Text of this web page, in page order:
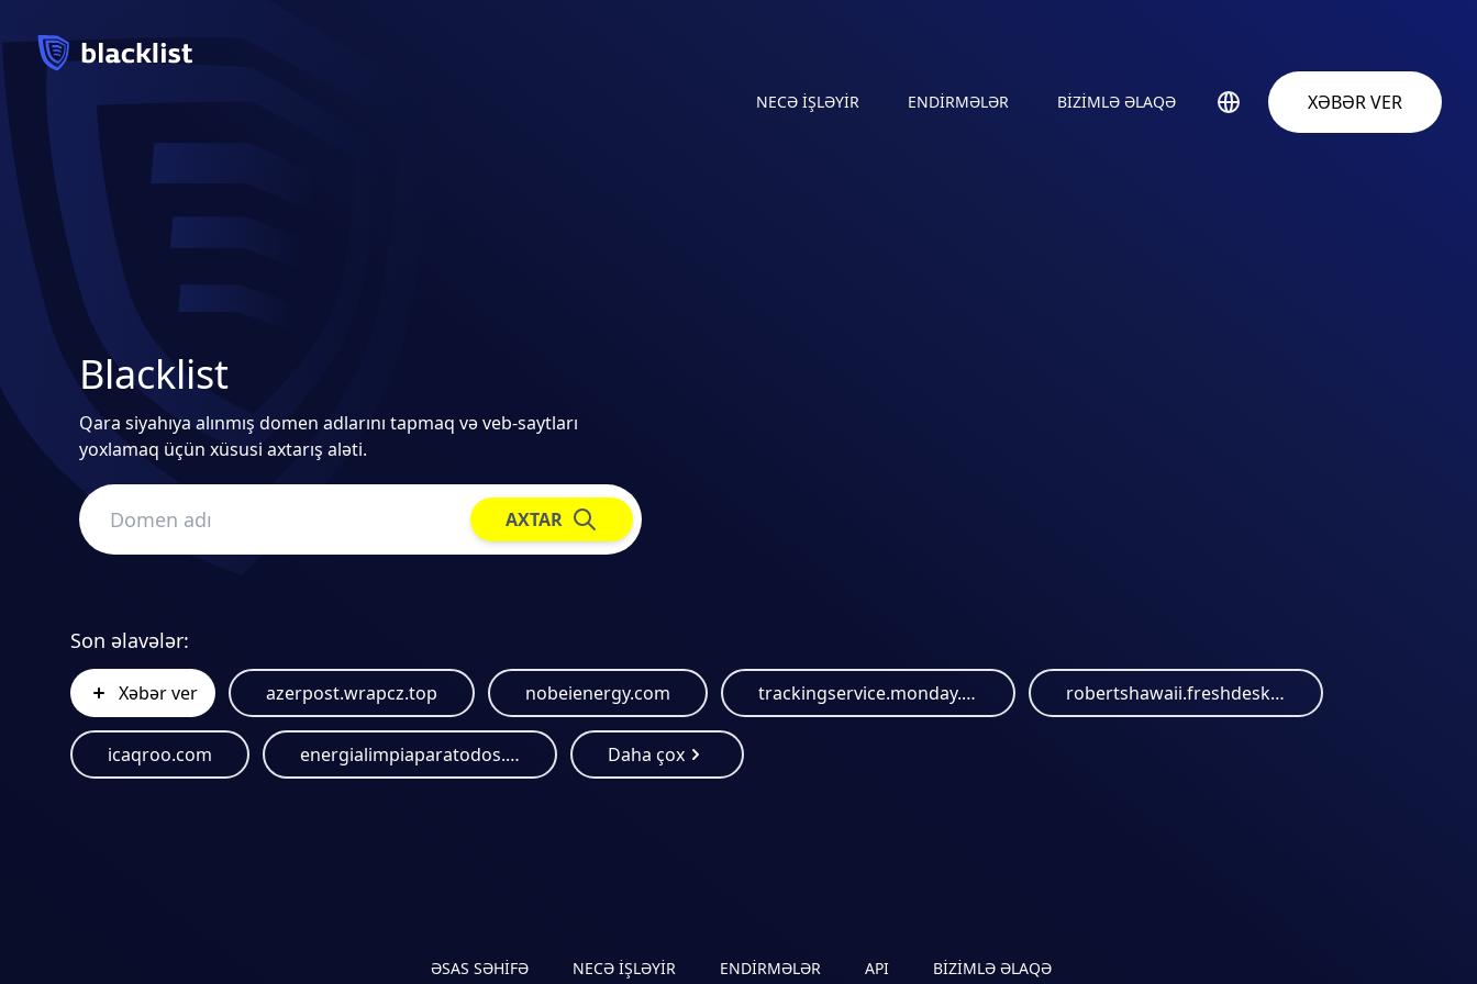
NECƏ IŞLƏYIR ENDIRMƏLƏR BIZIMLƏ ƏLAQƏ XƏBƏR VER
Blacklist
Qara siyahıya alınmış domen adlarını tapmaq və veb-saytları
yoxlamaq üçün xüsusi axtarış aləti.
AXTAR
Son əlavələr:
Xəbər ver azerpost.wrapcz.top nobeienergy.com trackingservice.monday.com robertshawaii.freshdesk.com
icaqroo.com energialimpiaparatodos.com Daha çox
ƏSAS SƏHIFƏ NECƏ IŞLƏYIR ENDIRMƏLƏR API BIZIMLƏ ƏLAQƏ